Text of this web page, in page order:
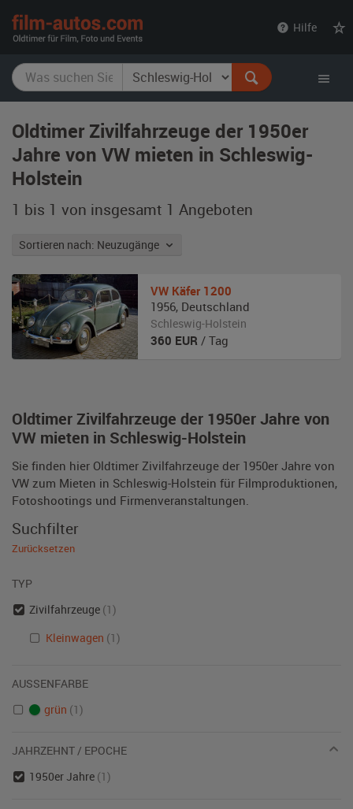
Hilfe
Oldtimer Zivilfahrzeuge der 1950er
Jahre von VW mieten in Schleswig-
Holstein
1 bis 1 von insgesamt 1 Angeboten
Sortieren nach: Neuzugänge
Oldtimer Zivilfahrzeuge der 1950er Jahre von
VW mieten in Schleswig-Holstein
Sie finden hier Oldtimer Zivilfahrzeuge der 1950er Jahre von
VW zum Mieten in Schleswig-Holstein für Filmproduktionen,
Fotoshootings und Firmenveranstaltungen.
VW Käfer 1200
1956, Deutschland
Schleswig-Holstein
360 EUR / Tag
Suchfilter
Zurücksetzen
TYP
Zivilfahrzeuge (1)
Kleinwagen (1)
AUSSENFARBE
grün (1)
JAHRZEHNT / EPOCHE
1950er Jahre (1)